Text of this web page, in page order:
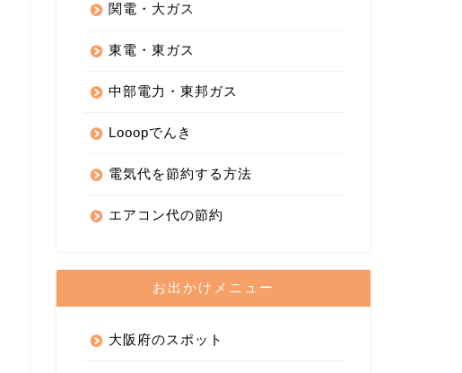
関電・大ガス
東電・東ガス
中部電力・東邦ガス
Looopでんき
電気代を節約する方法
エアコン代の節約
お出かけメニュー
大阪府のスポット